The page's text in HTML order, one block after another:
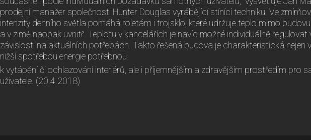
prodejní manažer společnosti Hunter Douglas vyrábějící stínící techniku. Ve
intenzity denního světla pomáhá roletám i trojsklo, které udržuje teplo mimo
a v zimě naopak uvnitř. Teplotu v kancelářích je navíc možné individuálně regulovat
závislosti na aktuálních potřebách. Takto řešená budova je charakteristická nejen
nižší spotřebou energie potřebnou
k vytápění či ochlazování interiérů, ale i příjemnějším a zdravějším prostředím pro
uživatele. (20.4.2018)